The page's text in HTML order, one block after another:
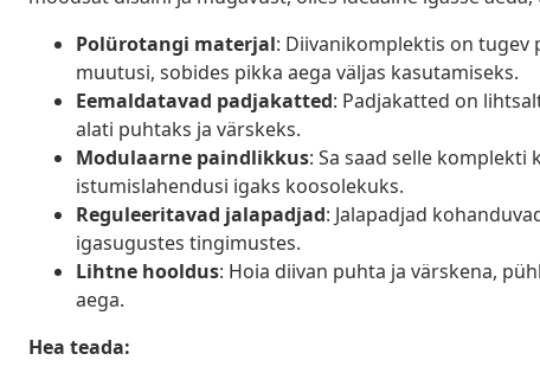
Polürotangi materjal: Diivanikomplektis on tugev
muutusi, sobides pikka aega väljas kasutamiseks.
Eemaldatavad padjakatted: Padjakatted on
alati puhtaks ja värskeks.
Modulaarne paindlikkus: Sa saad selle
istumislahendusi igaks koosolekuks.
Reguleeritavad jalapadjad: Jalapadjad
igasugustes tingimustes.
Lihtne hooldus: Hoia diivan puhta ja värskena,
aega.
Hea teada: